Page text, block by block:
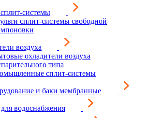
системы
сплит-системы свободной
воздуха
охладители воздуха
типа
сплит-системы
и баки мембранные
водоснабжения